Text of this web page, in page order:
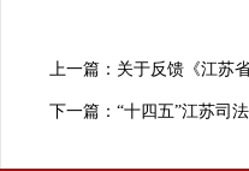
上一篇：关于反馈《江苏
下一篇：“十四五”江苏司